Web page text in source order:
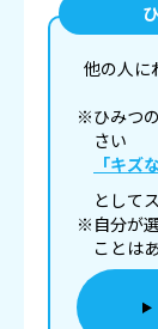
他の人に
※ひみつ
さい
「キズ
として
※自分が
ことは